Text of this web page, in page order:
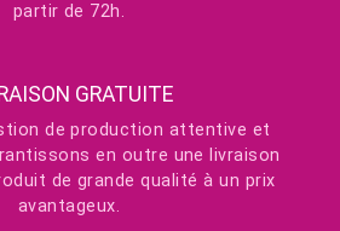
partir de 72h.
GRATUITE
de production attentive et
en outre une livraison
de grande qualité à un prix
avantageux.